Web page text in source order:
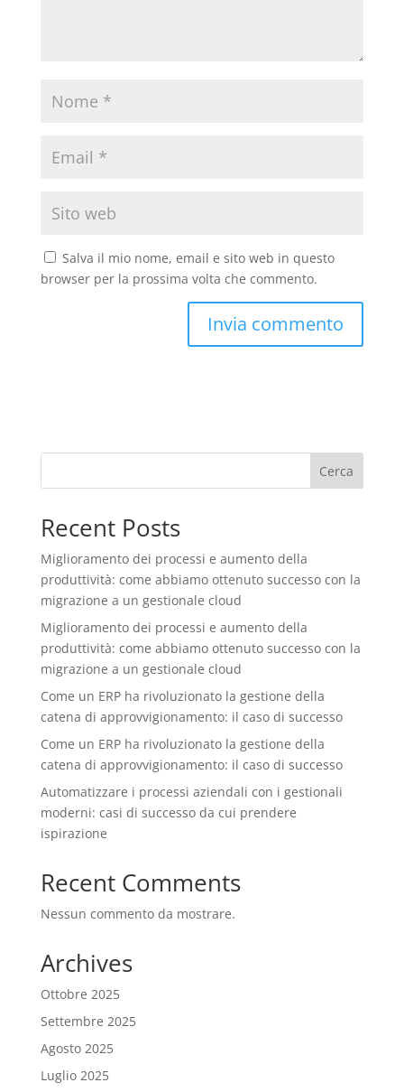
Salva il mio nome, email e sito web in questo
browser per la prossima volta che commento.
Cerca
Recent Posts
Miglioramento dei processi e aumento della
produttività: come abbiamo ottenuto successo con la
migrazione a un gestionale cloud
Miglioramento dei processi e aumento della
produttività: come abbiamo ottenuto successo con la
migrazione a un gestionale cloud
Come un ERP ha rivoluzionato la gestione della
catena di approvvigionamento: il caso di successo
Come un ERP ha rivoluzionato la gestione della
catena di approvvigionamento: il caso di successo
Automatizzare i processi aziendali con i gestionali
moderni: casi di successo da cui prendere
ispirazione
Recent Comments
Nessun commento da mostrare.
Archives
Ottobre 2025
Settembre 2025
Agosto 2025
Luglio 2025